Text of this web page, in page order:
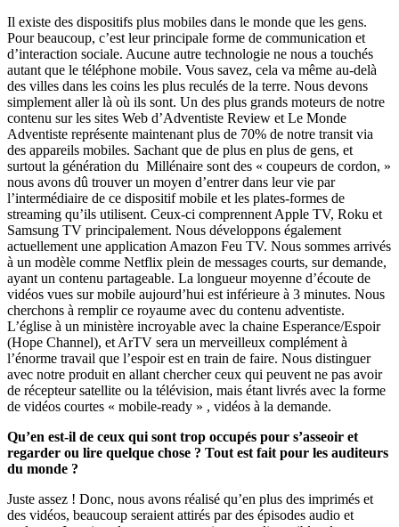
Il existe des dispositifs plus mobiles dans le monde que les gens.
Pour beaucoup, c’est leur principale forme de communication et
d’interaction sociale. Aucune autre technologie ne nous a touchés
autant que le téléphone mobile. Vous savez, cela va même au-delà
des villes dans les coins les plus reculés de la terre. Nous devons
simplement aller là où ils sont. Un des plus grands moteurs de notre
contenu sur les sites Web d’Adventiste Review et Le Monde
Adventiste représente maintenant plus de 70% de notre transit via
des appareils mobiles. Sachant que de plus en plus de gens, et
surtout la génération du Millénaire sont des « coupeurs de cordon, »
nous avons dû trouver un moyen d’entrer dans leur vie par
l’intermédiaire de ce dispositif mobile et les plates-formes de
streaming qu’ils utilisent. Ceux-ci comprennent Apple TV, Roku et
Samsung TV principalement. Nous développons également
actuellement une application Amazon Feu TV. Nous sommes arrivés
à un modèle comme Netflix plein de messages courts, sur demande,
ayant un contenu partageable. La longueur moyenne d’écoute de
vidéos vues sur mobile aujourd’hui est inférieure à 3 minutes. Nous
cherchons à remplir ce royaume avec du contenu adventiste.
L’église à un ministère incroyable avec la chaine Esperance/Espoir
(Hope Channel), et ArTV sera un merveilleux complément à
l’énorme travail que l’espoir est en train de faire. Nous distinguer
avec notre produit en allant chercher ceux qui peuvent ne pas avoir
de récepteur satellite ou la télévision, mais étant livrés avec la forme
de vidéos courtes « mobile-ready » , vidéos à la demande.
Qu’en est-il de ceux qui sont trop occupés pour s’asseoir et
regarder ou lire quelque chose ? Tout est fait pour les auditeurs
du monde ?
Juste assez ! Donc, nous avons réalisé qu’en plus des imprimés et
des vidéos, beaucoup seraient attirés par des épisodes audio et